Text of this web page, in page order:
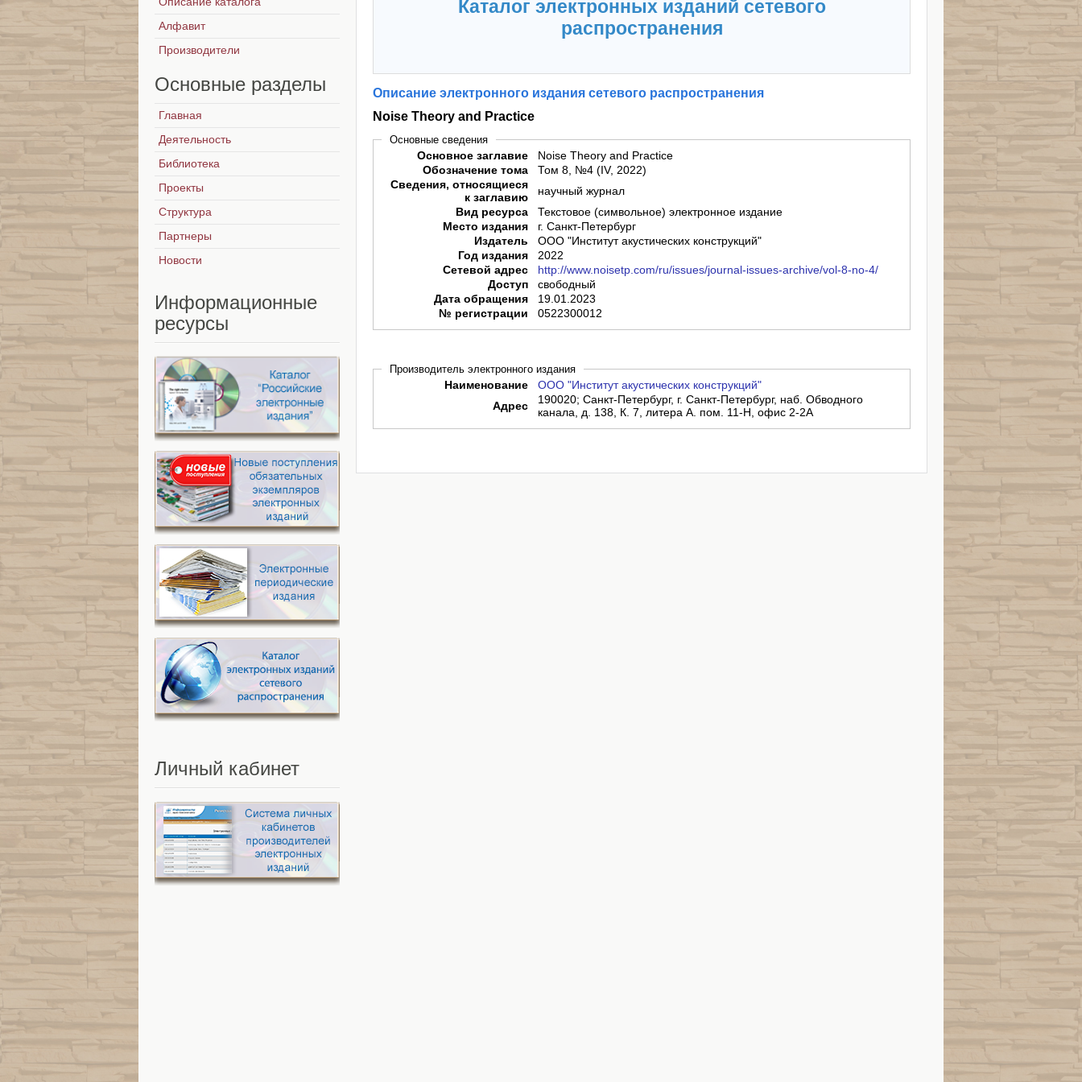
Каталог электронных изданий сетевого
распространения
Описание электронного издания сетевого распространения
Noise Theory and Practice
Основные сведения
Основное заглавие
Noise Theory and Practice
Обозначение тома
Том 8, №4 (IV, 2022)
Сведения, относящиеся
к заглавию
научный журнал
Вид ресурса
Текстовое (символьное) электронное издание
Место издания
г. Санкт-Петербург
Издатель
ООО "Институт акустических конструкций"
Год издания
2022
Сетевой адрес
http://www.noisetp.com/ru/issues/journal-issues-archive/vol-8-no-4/
Доступ
свободный
Дата обращения
19.01.2023
№ регистрации
0522300012
Производитель электронного издания
Наименование
ООО "Институт акустических конструкций"
Адрес
190020; Санкт-Петербург, г. Санкт-Петербург, наб. Обводного
канала, д. 138, К. 7, литера А. пом. 11-Н, офис 2-2А
Алфавит
Производители
Основные разделы
Главная
Деятельность
Библиотека
Проекты
Структура
Партнеры
Новости
Информационные
ресурсы
Личный кабинет